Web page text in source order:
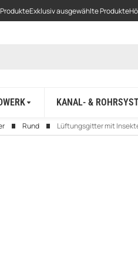
Exklusiv ausgewählte Produkte
KANAL- &
Rund Lüftungsgitter mit